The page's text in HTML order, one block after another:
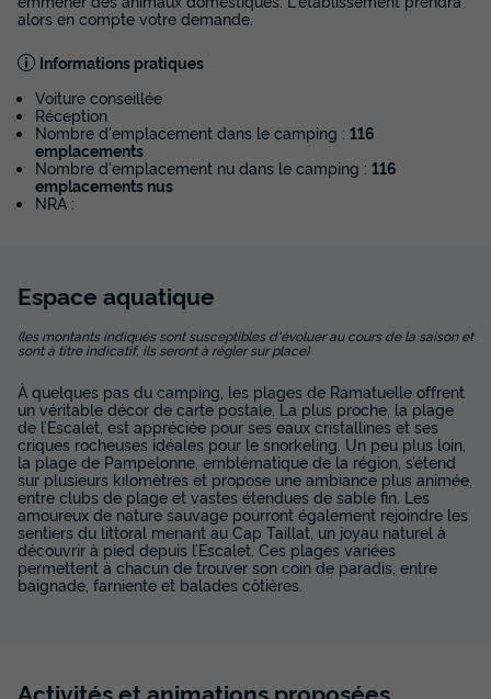
alors en compte votre demande.
Informations pratiques
Voiture conseillée
Réception
Nombre d'emplacement dans le camping : 116
emplacements
Nombre d'emplacement nu dans le camping : 116
emplacements nus
NRA :
Espace aquatique
(les montants indiqués sont susceptibles d'évoluer au cours de la saison et
sont à titre indicatif, ils seront à régler sur place)
À quelques pas du camping, les plages de Ramatuelle offrent
un véritable décor de carte postale. La plus proche, la plage
de l’Escalet, est appréciée pour ses eaux cristallines et ses
criques rocheuses idéales pour le snorkeling. Un peu plus loin,
la plage de Pampelonne, emblématique de la région, s’étend
sur plusieurs kilomètres et propose une ambiance plus animée,
entre clubs de plage et vastes étendues de sable fin. Les
amoureux de nature sauvage pourront également rejoindre les
sentiers du littoral menant au Cap Taillat, un joyau naturel à
découvrir à pied depuis l’Escalet. Ces plages variées
permettent à chacun de trouver son coin de paradis, entre
baignade, farniente et balades côtières.
Activités et animations proposées